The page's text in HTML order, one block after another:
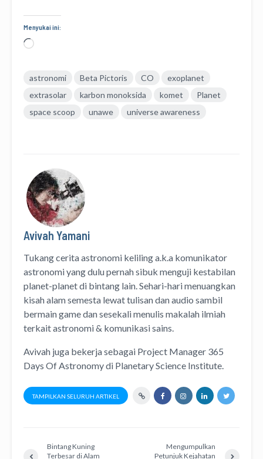
Menyukai ini:
Memuat...
astronomi Beta Pictoris CO
exoplanet
extrasolar
karbon monoksida komet
Planet
space scoop
unawe universe awareness
Avivah Yamani
Tukang cerita astronomi kelilinga.k.a komunikator
astronomiyang dulu pernah sibuk menguji kestabilan
planet-planet di bintang lain. Sehari-hari menuangkan
kisah alam semesta lewattulisandanaudio sambil
bermain game dan sesekali menulis makalah ilmiah
terkait astronomi & komunikasi sains.
Avivah juga bekerja sebagai Project Manager 365
Days Of Astronomydi Planetary Science Institute.
TAMPILKAN SELURUH ARTIKEL
Bintang Kuning
Terbesar di Alam
Mengumpulkan
Petunjuk Kejahatan